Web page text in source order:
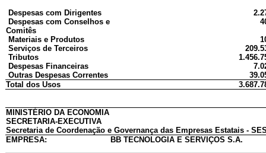
Despesas com Dirigentes
Despesas com Conselhos e
Comitês
Materiais e Produtos
Serviços de Terceiros
Tributos
Despesas Financeiras
Outras Despesas Correntes
Total dos Usos
MINISTÉRIO DA ECONOMIA
SECRETARIA-EXECUTIVA
Secretaria de Coordenação e Governança das Empresas Estatais -
EMPRESA:
BB TECNOLOGIA E SERVIÇOS S.A.